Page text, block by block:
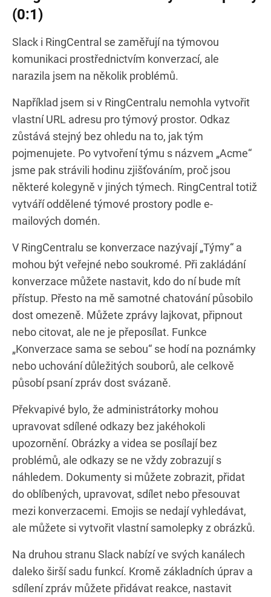
(0:1)
Slack i RingCentral se zaměřují na týmovou
komunikaci prostřednictvím konverzací, ale
narazila jsem na několik problémů.
Například jsem si v RingCentralu nemohla vytvořit
vlastní URL adresu pro týmový prostor. Odkaz
zůstává stejný bez ohledu na to, jak tým
pojmenujete. Po vytvoření týmu s názvem „Acme“
jsme pak strávili hodinu zjišťováním, proč jsou
některé kolegyně v jiných týmech. RingCentral totiž
vytváří oddělené týmové prostory podle e-
mailových domén.
V RingCentralu se konverzace nazývají „Týmy“ a
mohou být veřejné nebo soukromé. Při zakládání
konverzace můžete nastavit, kdo do ní bude mít
přístup. Přesto na mě samotné chatování působilo
dost omezeně. Můžete zprávy lajkovat, připnout
nebo citovat, ale ne je přeposílat. Funkce
„Konverzace sama se sebou“ se hodí na poznámky
nebo uchování důležitých souborů, ale celkově
působí psaní zpráv dost svázaně.
Překvapivé bylo, že administrátorky mohou
upravovat sdílené odkazy bez jakéhokoli
upozornění. Obrázky a videa se posílají bez
problémů, ale odkazy se ne vždy zobrazují s
náhledem. Dokumenty si můžete zobrazit, přidat
do oblíbených, upravovat, sdílet nebo přesouvat
mezi konverzacemi. Emojis se nedají vyhledávat,
ale můžete si vytvořit vlastní samolepky z obrázků.
Na druhou stranu Slack nabízí ve svých kanálech
daleko širší sadu funkcí. Kromě základních úprav a
sdílení zpráv můžete přidávat reakce, nastavit